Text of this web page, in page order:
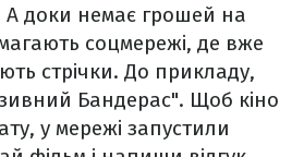
А доки немає грошей на
соцмережі, де вже
стрічки. До прикладу,
Бандерас". Щоб кіно
у мережі запустили